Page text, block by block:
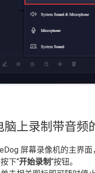
上录制带音频
屏幕录像机的主界面
下“开始录制“按钮。